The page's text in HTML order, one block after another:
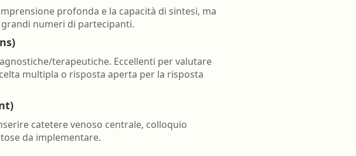
profonda e la capacità di sintesi, ma
numeri di partecipanti.
terapeutiche. Eccellenti per valutare
multipla o risposta aperta per la risposta
catetere venoso centrale, colloquio
da implementare.